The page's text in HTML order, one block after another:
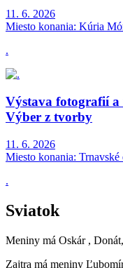
11. 6. 2026
Miesto konania: Kúria
.
Výstava fotografií
Výber z tvorby
11. 6. 2026
Miesto konania: Trnavské
.
Sviatok
Meniny má Oskár ,
Zajtra má meniny